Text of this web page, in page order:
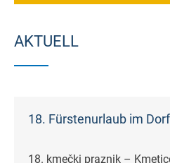
AKTUELL
18. Fürstenurlaub im
18. kmečki praznik –